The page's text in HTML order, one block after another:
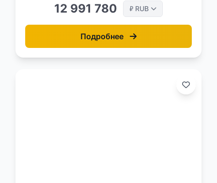
12 991 780 ₽ RUB
Подробнее